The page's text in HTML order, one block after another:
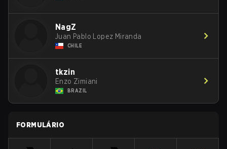
NagZ
Juan Pablo Lopez Miranda
CHILE
tkzin
Enzo Zimiani
BRAZIL
FORMULÁRIO